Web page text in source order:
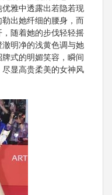
雅中透露出若隐若现
出她纤细的腰身，而
随着她的步伐轻轻摇
明净的浅黄色调与她
式的明媚笑容，瞬间
显高贵柔美的女神风